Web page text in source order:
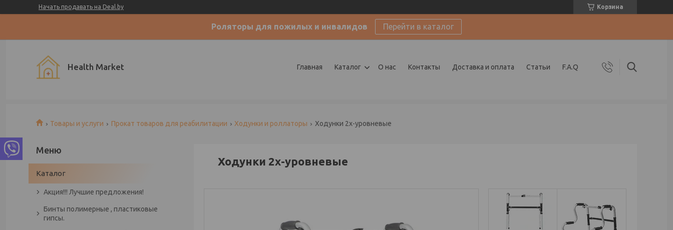
Начать продавать на Deal.by Корзина
Роляторы для пожилых и инвалидов Перейти в каталог
Health Market Главная Каталог О нас Контакты Доставка и оплата Статьи F.A.Q
Товары и услуги Прокат товаров для реабилитации Ходунки и роллаторы Ходунки 2х-уровневые
Ходунки 2х-уровневые
Каталог
Акция!!! Лучшие предложения!
Бинты полимерные , пластиковые
гипсы.